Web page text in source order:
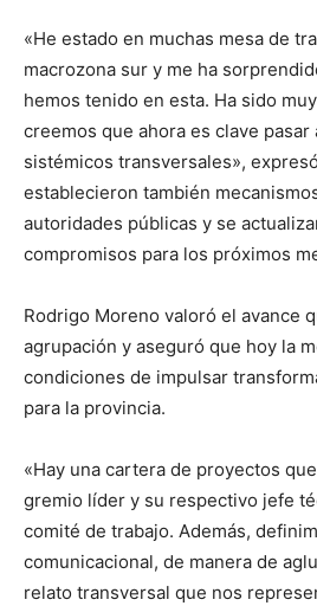
«He estado en muchas mesa de
macrozona sur y me ha
hemos tenido en esta. Ha sido
creemos que ahora es clave
sistémicos transversales»,
establecieron también
autoridades públicas y se
compromisos para los próximos
Rodrigo Moreno valoró el avance
agrupación y aseguró que hoy la
condiciones de impulsar
para la provincia.
«Hay una cartera de proyectos
gremio líder y su respectivo jefe
comité de trabajo. Además,
comunicacional, de manera de
relato transversal que nos